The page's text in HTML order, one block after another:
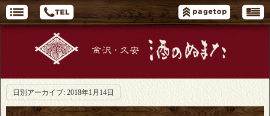
日別アーカイブ: 2018年1月14日